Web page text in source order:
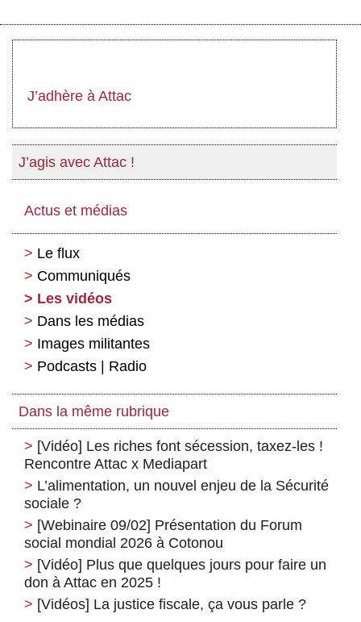
J’adhère à Attac
J’agis avec Attac !
Actus et médias
Le flux
Communiqués
Les vidéos
Dans les médias
Images militantes
Podcasts | Radio
Dans la même rubrique
[Vidéo] Les riches font sécession, taxez-les !
Rencontre Attac x Mediapart
L’alimentation, un nouvel enjeu de la Sécurité
sociale ?
[Webinaire 09/02] Présentation du Forum
social mondial 2026 à Cotonou
[Vidéo] Plus que quelques jours pour faire un
don à Attac en 2025 !
[Vidéos] La justice fiscale, ça vous parle ?